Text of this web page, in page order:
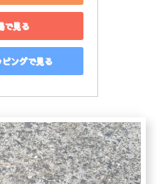
で見る
ングで見る